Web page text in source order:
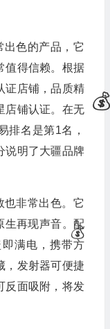
出色的产品，它
值得信赖。根据
证店铺，品质精
店铺认证。在无
排名是第1名，
说明了大疆品牌
也非常出色。它
生再现声音。配
满电，携带方
，发射器可便捷
反面吸附，将发